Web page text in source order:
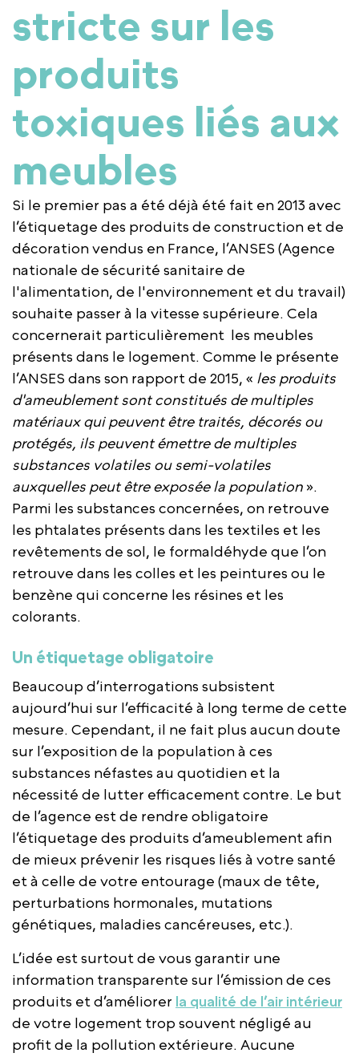
stricte sur les
produits
toxiques liés aux
meubles
Si le premier pas a été déjà été fait en 2013 avec
l’étiquetage des produits de construction et de
décoration vendus en France, l’ANSES (Agence
nationale de sécurité sanitaire de
l'alimentation, de l'environnement et du travail)
souhaite passer à la vitesse supérieure. Cela
concernerait particulièrement les meubles
présents dans le logement. Comme le présente
l’ANSES dans son rapport de 2015, « les produits
d'ameublement sont constitués de multiples
matériaux qui peuvent être traités, décorés ou
protégés, ils peuvent émettre de multiples
substances volatiles ou semi-volatiles
auxquelles peut être exposée la population ».
Parmi les substances concernées, on retrouve
les phtalates présents dans les textiles et les
revêtements de sol, le formaldéhyde que l’on
retrouve dans les colles et les peintures ou le
benzène qui concerne les résines et les
colorants.
Un étiquetage obligatoire
Beaucoup d’interrogations subsistent
aujourd’hui sur l’efficacité à long terme de cette
mesure. Cependant, il ne fait plus aucun doute
sur l’exposition de la population à ces
substances néfastes au quotidien et la
nécessité de lutter efficacement contre. Le but
de l’agence est de rendre obligatoire
l’étiquetage des produits d’ameublement afin
de mieux prévenir les risques liés à votre santé
et à celle de votre entourage (maux de tête,
perturbations hormonales, mutations
génétiques, maladies cancéreuses, etc.).
L’idée est surtout de vous garantir une
information transparente sur l’émission de ces
produits et d’améliorer la qualité de l’air intérieur
de votre logement trop souvent négligé au
profit de la pollution extérieure. Aucune